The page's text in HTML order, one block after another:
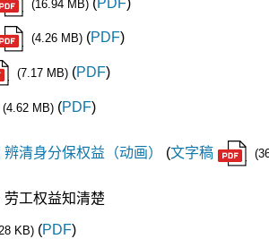
(16.94 MB)
(4.26 MB)(PDF)
(7.17 MB) (PDF)
(4.62 MB) (PDF)
清身分保权益（动画） (文字稿
劳工权益知清楚
KB)(PDF)